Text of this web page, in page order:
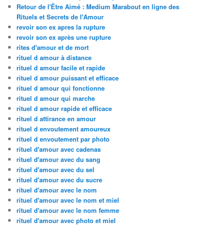
Retour de l'Être Aimé : Medium Marabout en ligne des
Rituels et Secrets de l'Amour
revoir son ex apres la rupture
revoir son ex après une rupture
rites d'amour et de mort
rituel d amour à distance
rituel d amour facile et rapide
rituel d amour puissant et efficace
rituel d amour qui fonctionne
rituel d amour qui marche
rituel d amour rapide et efficace
rituel d attirance en amour
rituel d envoutement amoureux
rituel d envoutement par photo
rituel d'amour avec cadenas
rituel d'amour avec du sang
rituel d'amour avec du sel
rituel d'amour avec du sucre
rituel d'amour avec le nom
rituel d'amour avec le nom et miel
rituel d'amour avec le nom femme
rituel d'amour avec photo et miel